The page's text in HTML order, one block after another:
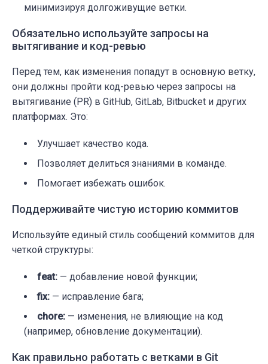
минимизируя долгоживущие ветки.
Обязательно используйте запросы на
вытягивание и код-ревью
Перед тем, как изменения попадут в основную ветку,
они должны пройти код-ревью через запросы на
вытягивание (PR) в GitHub, GitLab, Bitbucket и других
платформах. Это:
Улучшает качество кода.
Позволяет делиться знаниями в команде.
Помогает избежать ошибок.
Поддерживайте чистую историю коммитов
Используйте единый стиль сообщений коммитов для
четкой структуры:
feat: — добавление новой функции;
fix: — исправление бага;
chore: — изменения, не влияющие на код
(например, обновление документации).
Как правильно работать с ветками в Git